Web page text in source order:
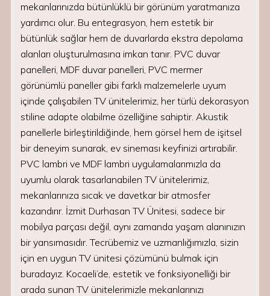
mekanlarınızda bütünlüklü bir görünüm yaratmanıza
yardımcı olur. Bu entegrasyon, hem estetik bir
bütünlük sağlar hem de duvarlarda ekstra depolama
alanları oluşturulmasına imkan tanır. PVC duvar
panelleri, MDF duvar panelleri, PVC mermer
görünümlü paneller gibi farklı malzemelerle uyum
içinde çalışabilen TV ünitelerimiz, her türlü dekorasyon
stiline adapte olabilme özelliğine sahiptir. Akustik
panellerle birleştirildiğinde, hem görsel hem de işitsel
bir deneyim sunarak, ev sineması keyfinizi artırabilir.
PVC lambri ve MDF lambri uygulamalarımızla da
uyumlu olarak tasarlanabilen TV ünitelerimiz,
mekanlarınıza sıcak ve davetkar bir atmosfer
kazandırır. İzmit Durhasan TV Ünitesi, sadece bir
mobilya parçası değil, aynı zamanda yaşam alanınızın
bir yansımasıdır. Tecrübemiz ve uzmanlığımızla, sizin
için en uygun TV ünitesi çözümünü bulmak için
buradayız. Kocaeli’de, estetik ve fonksiyonelliği bir
arada sunan TV ünitelerimizle mekanlarınızı